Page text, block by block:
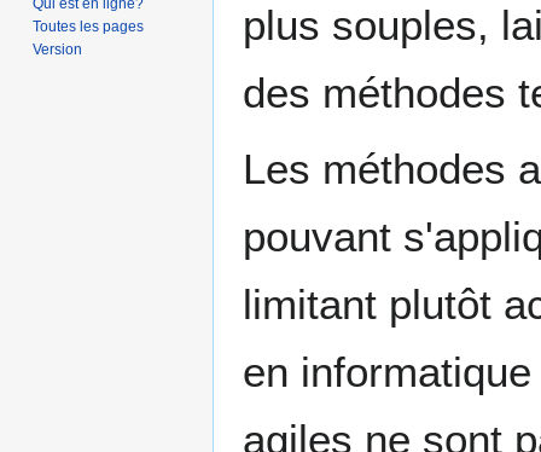
plus souples,
des méthodes
Les méthodes
pouvant
limitant plutôt
en
agiles ne sont
Toutes les pages
Version